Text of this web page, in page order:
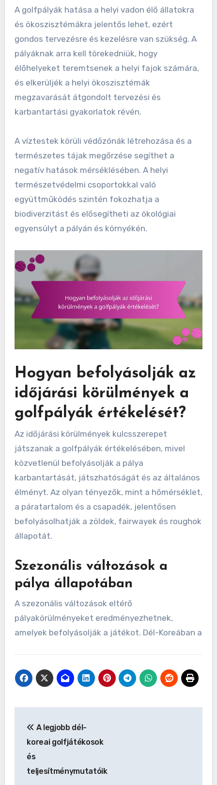
A golfpályák hatása a helyi vadon élő állatokra
és ökoszisztémákra jelentős lehet, ezért
gondos tervezésre és kezelésre van szükség. A
pályáknak arra kell törekedniük, hogy
élőhelyeket teremtsenek a helyi fajok számára,
és elkerüljék a helyi ökoszisztémák
megzavarását átgondolt tervezési és
karbantartási gyakorlatok révén.
A víztestek körüli védőzónák létrehozása és a
természetes tájak megőrzése segíthet a
negatív hatások mérséklésében. A helyi
természetvédelmi csoportokkal való
együttműködés szintén fokozhatja a
biodiverzitást és elősegítheti az ökológiai
egyensúlyt a pályán és környékén.
Hogyan befolyásolják az
időjárási körülmények a
golfpályák értékelését?
Az időjárási körülmények kulcsszerepet
játszanak a golfpályák értékelésében, mivel
közvetlenül befolyásolják a pálya
karbantartását, játszhatóságát és az általános
élményt. Az olyan tényezők, mint a hőmérséklet,
a páratartalom és a csapadék, jelentősen
befolyásolhatják a zöldek, fairwayek és roughok
állapotát.
Szezonális változások a
pálya állapotában
A szezonális változások eltérő
pályakörülményeket eredményezhetnek,
amelyek befolyásolják a játékot. Dél-Koreában a
navigation
A legjobb dél-
koreai golfjátékosok
és
teljesítménymutatóik